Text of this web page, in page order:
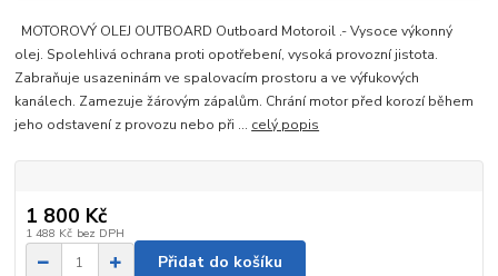
MOTOROVÝ OLEJ OUTBOARD Outboard Motoroil .- Vysoce výkonný
olej. Spolehlivá ochrana proti opotřebení, vysoká provozní jistota.
Zabraňuje usazeninám ve spalovacím prostoru a ve výfukových
kanálech. Zamezuje žárovým zápalům. Chrání motor před korozí během
jeho odstavení z provozu nebo při ... celý popis
1 800 Kč
1 488 Kč bez DPH
Přidat do košíku